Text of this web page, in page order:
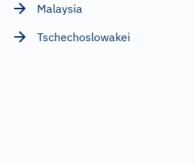
Malaysia
Tschechoslowakei